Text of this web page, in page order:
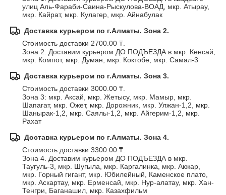
улиц Аль-Фараби-Саина-Рыскулова-ВОАД, мкр. Атырау,
мкр. Кайрат, мкр. Кулагер, мкр. Айнабулак
Доставка курьером по г.Алматы. Зона 2.
Стоимость доставки 2700.00 ₸.
Зона 2. Доставим курьером ДО ПОДЪЕЗДА в мкр. Кенсай,
мкр. Компот, мкр. Думан, мкр. Коктобе, мкр. Самал-3
Доставка курьером по г.Алматы. Зона 3.
Стоимость доставки 3000.00 ₸.
Зона 3: мкр. Аксай, мкр. Жетысу, мкр. Мамыр, мкр.
Шапагат, мкр. Ожет, мкр. Дорожник, мкр. Улжан-1,2, мкр.
Шанырак-1,2, мкр. Саялы-1,2, мкр. Айгерим-1,2, мкр.
Рахат
Доставка курьером по г.Алматы. Зона 4.
Стоимость доставки 3300.00 ₸.
Зона 4. Доставим курьером ДО ПОДЪЕЗДА в мкр.
Таугуль-3, мкр. Шугыла, мкр. Каргалинка, мкр. Акжар,
мкр. Горный гигант, мкр. Юбилейный, Каменское плато,
мкр. Аскартау, мкр. Ерменсай, мкр. Нур-алатау, мкр. Хан-
Тенгри, Баганашил, мкр. Казахфильм